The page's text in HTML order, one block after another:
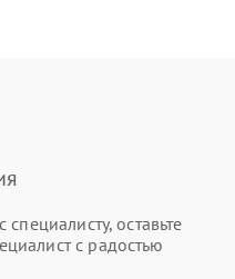
специалисту, оставьте
с радостью